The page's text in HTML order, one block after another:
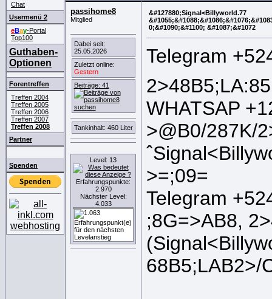
Chat
Usermenü 2
eBay-Portal
Top100
Guthaben-
Optionen
Forentreffen
Treffen 2004
Treffen 2005
Treffen 2006
Treffen 2007
Treffen 2008
Partner
Spenden
passihome8
Mitglied
Dabei seit:
25.05.2026
Zuletzt online:
Gestern
Beiträge: 41
Tankinhalt: 460 Liter
Level: 13
Erfahrungspunkte:
2.970
Nächster Level:
4.033
&#127880;Signal<Billyworld.77
0;&#1090;&#1100; &#1087;&#1072
Telegram
WHATSAP
>@B0/287K/
>=;09=
Telegram
;8G=>AB8,
68B5;LAB2>/